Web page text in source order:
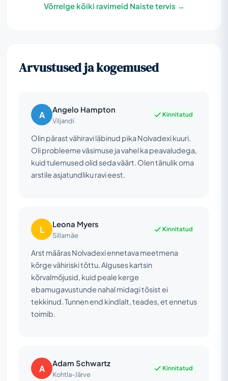
Võrrelge kõiki ravimeid Naiste tervis →
Arvustused ja kogemused
A Angelo Hampton
Viljandi
Kinnitatud
Olin pärast vähiravi läbinud pika Nolvadexi kuuri.
Oli probleeme väsimuse ja vahel ka peavaludega,
kuid tulemused olid seda väärt. Olen tänulik oma
arstile asjatundliku ravi eest.
L Leona Myers
Sillamäe
Kinnitatud
Arst määras Nolvadexi ennetava meetmena
kõrge vähiriski tõttu. Alguses kartsin
kõrvalmõjusid, kuid peale kerge
ebamugavustunde nahal midagi tõsist ei
tekkinud. Tunnen end kindlalt, teades, et ennetus
toimib.
A Adam Schwartz
Kohtla-Järve
Kinnitatud